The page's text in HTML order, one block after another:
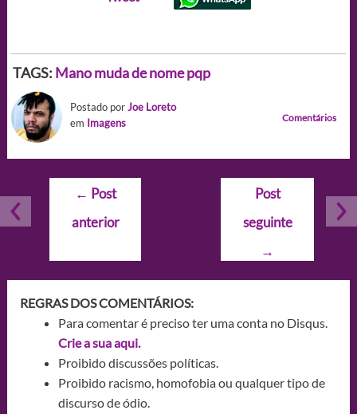
TAGS: Mano muda de nome pqp
Postado porJoe Loreto
em Imagens Comentários
Navegação
Post
← Post
anterior
Post
seguinte
→
REGRAS DOS COMENTÁRIOS:
Para comentar é preciso ter uma conta no Disqus.
Crie a sua aqui.
Proibido discussões políticas.
Proibido racismo, homofobia ou qualquer tipo de
discurso de ódio.